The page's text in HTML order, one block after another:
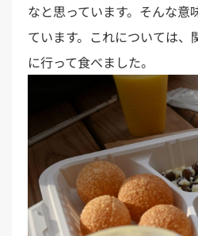
なと思っています。そんな意
ています。これについては
に行って食べました。